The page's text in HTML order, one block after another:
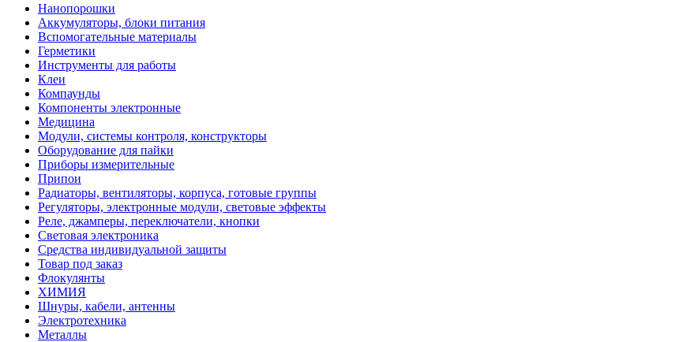
Нанопорошки
Аккумуляторы, блоки питания
Вспомогательные материалы
Герметики
Инструменты для работы
Клеи
Компаунды
Компоненты электронные
Медицина
Модули, системы контроля, конструкторы
Оборудование для пайки
Приборы измерительные
Припои
Радиаторы, вентиляторы, корпуса, готовые группы
Регуляторы, электронные модули, световые эффекты
Реле, джамперы, переключатели, кнопки
Световая электроника
Средства индивидуальной защиты
Товар под заказ
Флокулянты
ХИМИЯ
Шнуры, кабели, антенны
Электротехника
Металлы